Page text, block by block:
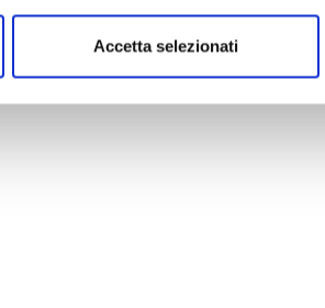
Accetta selezionati